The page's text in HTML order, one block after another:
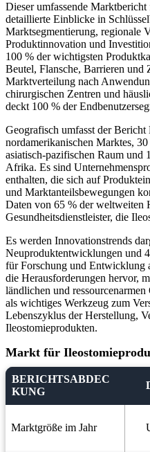
Dieser umfassende
detaillierte Einblicke in
Marktsegmentierung, regionale
Produktinnovation und
100 % der wichtigsten
Beutel, Flansche, Barrieren und
Marktverteilung nach
chirurgischen Zentren und
deckt 100 % der
Geografisch umfasst der Bericht
nordamerikanischen Marktes,
asiatisch-pazifischen Raum und
Afrika. Es sind
enthalten, die sich auf
und Marktanteilsbewegungen
Daten von 65 % der weltweiten
Gesundheitsdienstleister, die
Es werden Innovationstrends
Neuproduktentwicklungen und
für Forschung und Entwicklung
die Herausforderungen hervor,
ländlichen und
als wichtiges Werkzeug zum
Lebenszyklus der Herstellung,
Ileostomieprodukten.
Markt für
BERICHTSABDEC
KUNG
Marktgröße im Jahr